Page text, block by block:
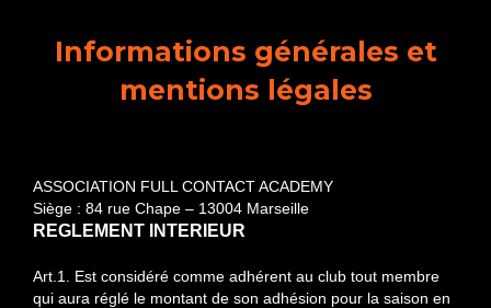
Informations générales et
mentions légales
ASSOCIATION FULL CONTACT ACADEMY
Siège : 84 rue Chape – 13004 Marseille
REGLEMENT INTERIEUR
Art.1. Est considéré comme adhérent au club tout membre
qui aura réglé le montant de son adhésion pour la saison en